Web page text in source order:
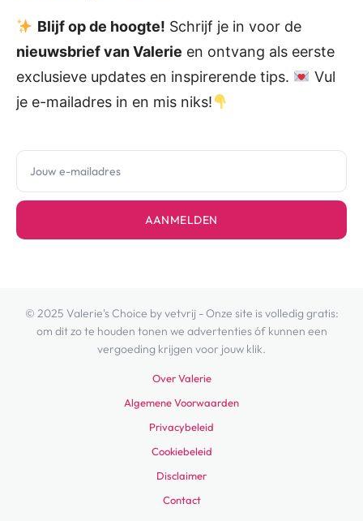
Blijf op de hoogte! Schrijf je in voor de
nieuwsbrief van Valerie en ontvang als eerste
exclusieve updates en inspirerende tips.
Vul
je e-mailadres in en mis niks!
AANMELDEN
© 2025 Valerie's Choice by vetvrij - Onze site is volledig gratis:
om dit zo te houden tonen we advertenties óf kunnen een
vergoeding krijgen voor jouw klik.
Over Valerie
Algemene Voorwaarden
Privacybeleid
Cookiebeleid
Disclaimer
Contact